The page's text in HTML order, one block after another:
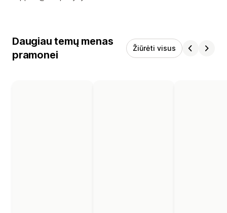
Daugiau temų menas
pramonei
Žiūrėti visus